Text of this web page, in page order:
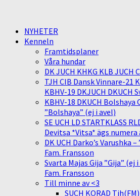
NYHETER
Kenneln
Framtidsplaner
Våra hundar
DK JUCH KHKG KLB JUCH
TJH CIB Dansk Vinnare-21
KBHV-19 DKJUCH DKUCH
KBHV-18 DKUCH Bolshaya
”Bolshaya” (ej i avel)
SE UCH LD STARTKLASS
Devitsa *Vitsa* ägs
DK UCH Darko’s Varushka
Fam. Fransson
Svarta Majas Gija ”Gija” (ej
Fam. Fransson
Till minne av <3
SUCH KORAD